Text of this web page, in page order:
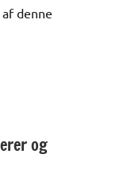
denne
og